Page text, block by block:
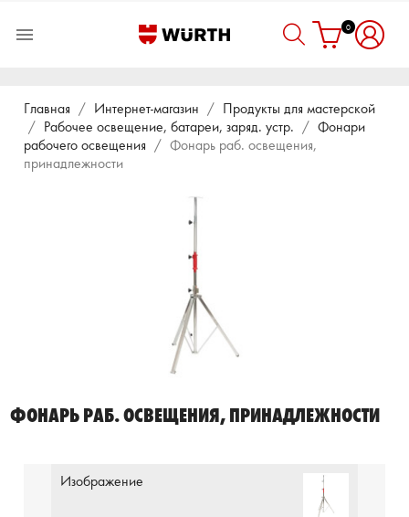
 0
Главная Интернет-магазин
Продукты для мастерской
Рабочее освещение, батареи, заряд. устр.
Фонари
рабочего освещения
Фонарь раб. освещения,
принадлежности
ФОНАРЬ РАБ. ОСВЕЩЕНИЯ, ПРИНАДЛЕЖНОСТИ
Изображение